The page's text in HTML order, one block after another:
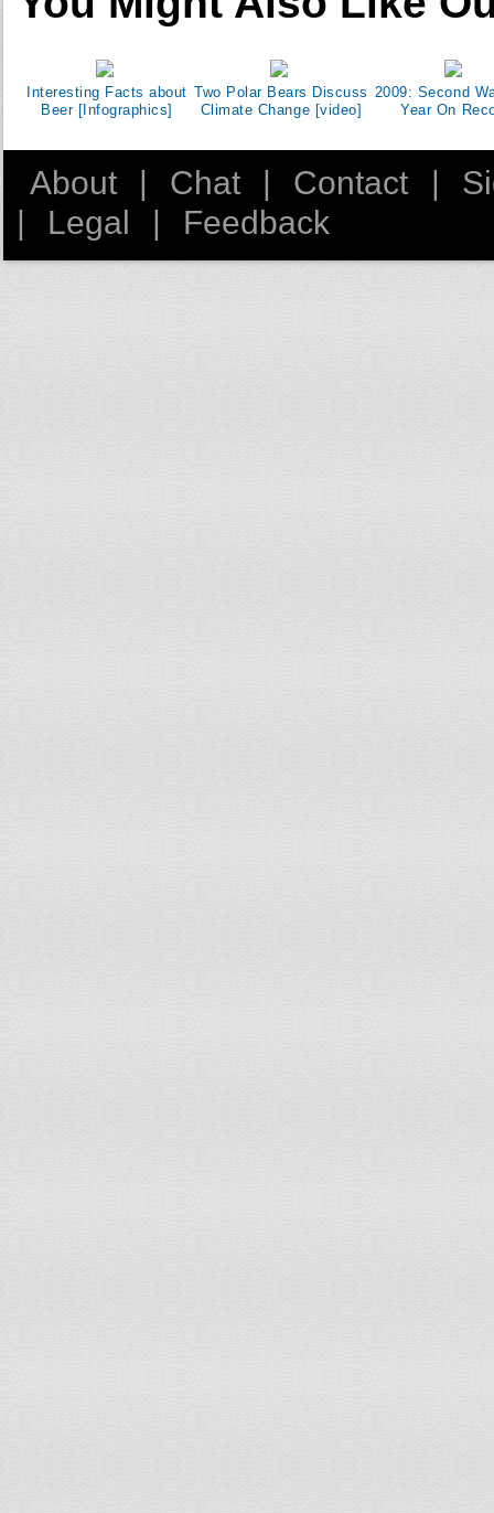
Interesting Facts about
Beer [Infographics]
Two Polar Bears Discuss
Climate Change [video]
2009: Second
Year On
About Chat Contact
Legal Feedback